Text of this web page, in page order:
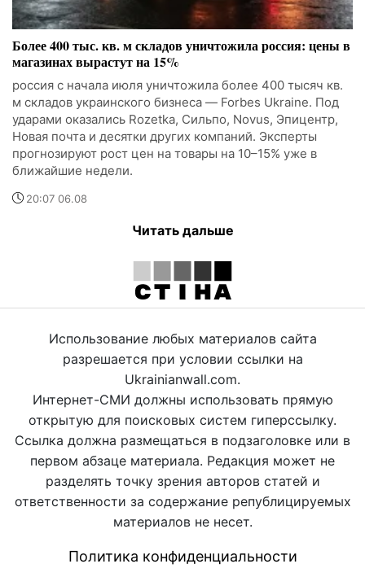
Более 400 тыс. кв. м складов уничтожила россия: цены в
магазинах вырастут на 15%
россия с начала июля уничтожила более 400 тысяч кв.
м складов украинского бизнеса — Forbes Ukraine. Под
ударами оказались Rozetka, Сильпо, Novus, Эпицентр,
Новая почта и десятки других компаний. Эксперты
прогнозируют рост цен на товары на 10–15% уже в
ближайшие недели.
20:07 06.08
Читать дальше
Использование любых материалов сайта
разрешается при условии ссылки на
Ukrainianwall.com.
Интернет-СМИ должны использовать прямую
открытую для поисковых систем гиперссылку.
Ссылка должна размещаться в подзаголовке или в
первом абзаце материала. Редакция может не
разделять точку зрения авторов статей и
ответственности за содержание републицируемых
материалов не несет.
Политика конфиденциальности